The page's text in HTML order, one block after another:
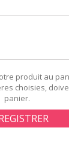
produit au
choisies,
panier.